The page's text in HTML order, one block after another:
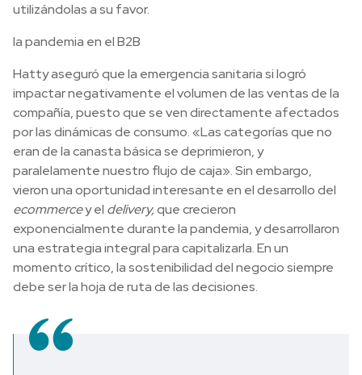
utilizándolas a su favor.
la pandemia en el B2B
Hatty aseguró que la emergencia sanitaria si logró
impactar negativamente el volumen de las ventas de la
compañía, puesto que se ven directamente afectados
por las dinámicas de consumo. «Las categorías que no
eran de la canasta básica se deprimieron, y
paralelamente nuestro flujo de caja». Sin embargo,
vieron una oportunidad interesante en el desarrollo del
ecommercey el delivery,que crecieron
exponencialmente durante la pandemia, y desarrollaron
una estrategia integral para capitalizarla. En un
momento crítico, la sostenibilidad del negocio siempre
debe ser la hoja de ruta de las decisiones.